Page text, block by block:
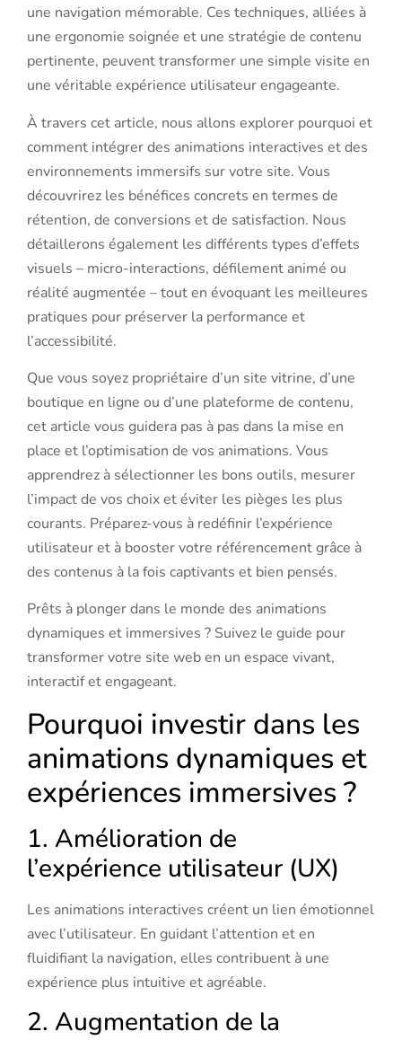
une navigation mémorable. Ces techniques, alliées à
une ergonomie soignée et une stratégie de contenu
pertinente, peuvent transformer une simple visite en
une véritable expérience utilisateur engageante.
À travers cet article, nous allons explorer pourquoi et
comment intégrer des animations interactives et des
environnements immersifs sur votre site. Vous
découvrirez les bénéfices concrets en termes de
rétention, de conversions et de satisfaction. Nous
détaillerons également les différents types d’effets
visuels – micro-interactions, défilement animé ou
réalité augmentée – tout en évoquant les meilleures
pratiques pour préserver la performance et
l’accessibilité.
Que vous soyez propriétaire d’un site vitrine, d’une
boutique en ligne ou d’une plateforme de contenu,
cet article vous guidera pas à pas dans la mise en
place et l’optimisation de vos animations. Vous
apprendrez à sélectionner les bons outils, mesurer
l’impact de vos choix et éviter les pièges les plus
courants. Préparez-vous à redéfinir l’expérience
utilisateur et à booster votre référencement grâce à
des contenus à la fois captivants et bien pensés.
Prêts à plonger dans le monde des animations
dynamiques et immersives ? Suivez le guide pour
transformer votre site web en un espace vivant,
interactif et engageant.
Pourquoi investir dans les
animations dynamiques et
expériences immersives ?
1. Amélioration de
l’expérience utilisateur (UX)
Les animations interactives créent un lien émotionnel
avec l’utilisateur. En guidant l’attention et en
fluidifiant la navigation, elles contribuent à une
expérience plus intuitive et agréable.
2. Augmentation de la